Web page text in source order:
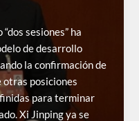
sesiones” ha
de desarrollo
la confirmación de
otras posiciones
para terminar
Xi Jinping ya se